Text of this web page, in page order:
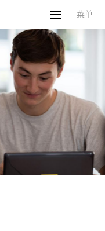
菜单
菜单
繁體中文